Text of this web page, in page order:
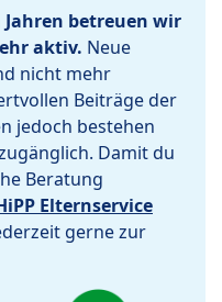
betreuen wir
aktiv. Neue
nicht mehr
Beiträge der
jedoch bestehen
Damit du
Beratung
Elternservice
gerne zur